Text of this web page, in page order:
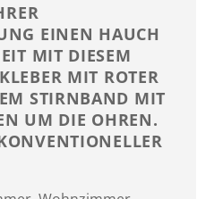
EINEN HAUCH
MIT DIESEM
MIT ROTER
STIRNBAND MIT
UM DIE OHREN. G
E